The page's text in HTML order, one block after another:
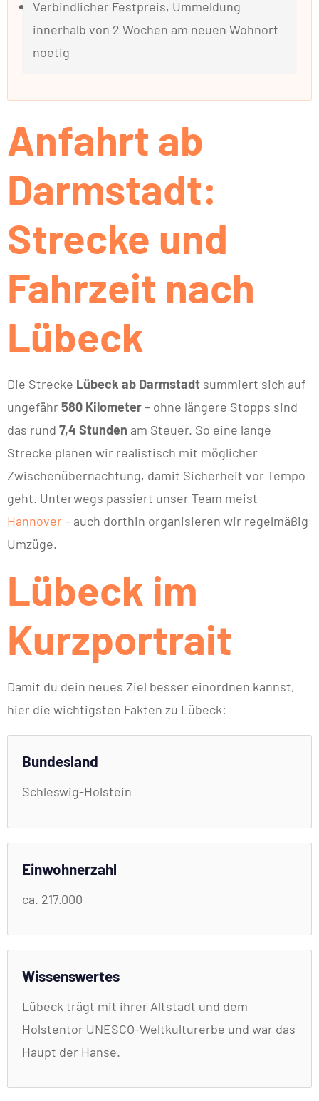
Verbindlicher Festpreis, Ummeldung
innerhalb von 2 Wochen am neuen Wohnort
noetig
Anfahrt ab
Darmstadt:
Strecke und
Fahrzeit nach
Lübeck
Die Strecke Lübeck ab Darmstadt summiert sich auf
ungefähr 580 Kilometer– ohne längere Stopps sind
das rund 7,4 Stunden am Steuer. So eine lange
Strecke planen wir realistisch mit möglicher
Zwischenübernachtung, damit Sicherheit vor Tempo
geht. Unterwegs passiert unser Team meist
Hannover– auch dorthin organisieren wir regelmäßig
Umzüge.
Lübeck im
Kurzportrait
Damit du dein neues Ziel besser einordnen kannst,
hier die wichtigsten Fakten zu Lübeck:
Bundesland
Schleswig-Holstein
Einwohnerzahl
ca. 217.000
Wissenswertes
Lübeck trägt mit ihrer Altstadt und dem
Holstentor UNESCO-Weltkulturerbe und war das
Haupt der Hanse.